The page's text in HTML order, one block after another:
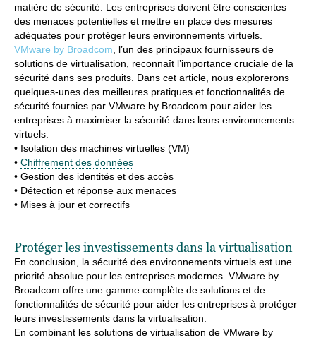
matière de sécurité. Les entreprises doivent être conscientes
des menaces potentielles et mettre en place des mesures
adéquates pour protéger leurs environnements virtuels.
VMware by Broadcom , l’un des principaux fournisseurs de
solutions de virtualisation, reconnaît l’importance cruciale de la
sécurité dans ses produits. Dans cet article, nous explorerons
quelques-unes des meilleures pratiques et fonctionnalités de
sécurité fournies par VMware by Broadcom pour aider les
entreprises à maximiser la sécurité dans leurs environnements
virtuels.
• Isolation des machines virtuelles (VM)
• Chiffrement des données
• Gestion des identités et des accès
• Détection et réponse aux menaces
• Mises à jour et correctifs
Protéger les investissements dans la virtualisation
En conclusion, la sécurité des environnements virtuels est une
priorité absolue pour les entreprises modernes. VMware by
Broadcom offre une gamme complète de solutions et de
fonctionnalités de sécurité pour aider les entreprises à protéger
leurs investissements dans la virtualisation.
En combinant les solutions de virtualisation de VMware by